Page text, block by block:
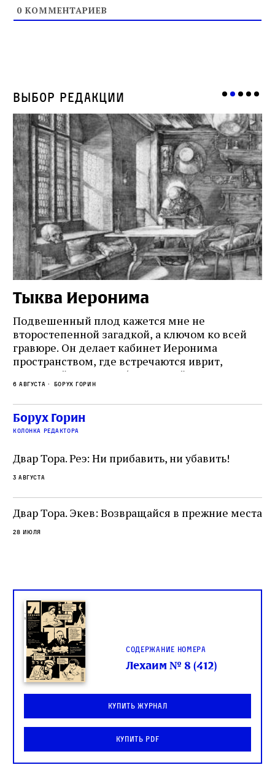
0 КОММЕНТАРИЕВ
Выбор редакции
Тыква Иеронима
Подвешенный плод кажется мне не
второстепенной загадкой, а ключом ко всей
гравюре. Он делает кабинет Иеронима
пространством, где встречаются иврит,
греческий и латынь; буквальный смысл и
церковная традиция; филологическая
точность и понятность; переводчик,
убеждённый в необходимости исправления, и
читатель, воспринимающий исправление как
не просто покровитель переводчиков,
окружённый книгами. Перед нами человек,
одно решение которого вызвало возмущение
целой общины и стало частью многовекового
спора о том, кому принадлежит последнее
слово в переводе Библии
6 августа Борух Горин
Борух Горин
колонка редактора
Двар Тора. Реэ: Ни прибавить, ни убавить!
3 августа
Двар Тора. Экев: Возвращайся в прежние места
28 июля
Содержание номера
Лехаим № 8 (412)
Купить журнал
Купить PDF